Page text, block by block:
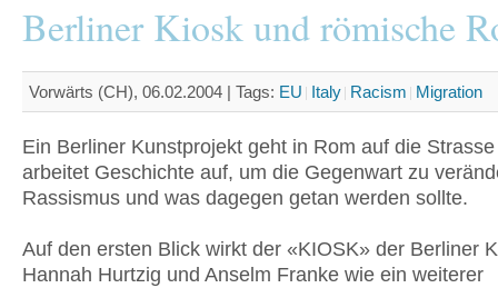
Berliner Kiosk und römische
Vorwärts (CH), 06.02.2004 | Tags: EU Italy Racism Migration
Ein Berliner Kunstprojekt geht in Rom auf die
arbeitet Geschichte auf, um die Gegenwart zu
Rassismus und was dagegen getan werden sollte.
Auf den ersten Blick wirkt der «KIOSK» der Berliner
Hannah Hurtzig und Anselm Franke wie ein weiterer